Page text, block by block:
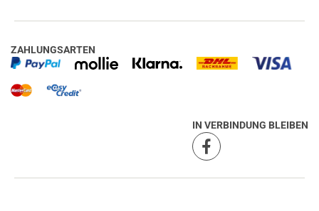
ZAHLUNGSARTEN
IN VERBINDUNG BLEIBEN